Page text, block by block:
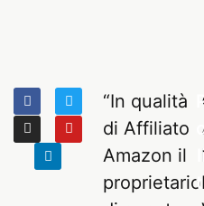
“In qualità
di Affiliato
Amazon il
proprietario